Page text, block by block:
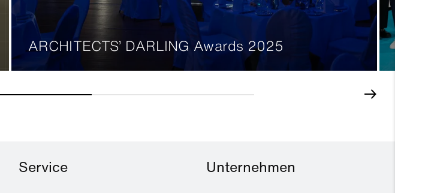
ARCHITECTS’ DARLING Awards 2025
Service Unternehmen